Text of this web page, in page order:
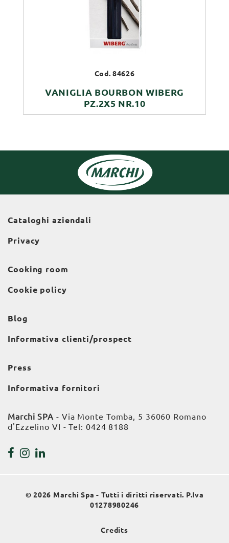
Cod. 84626
VANIGLIA BOURBON WIBERG
PZ.2X5 NR.10
Cataloghi aziendali
Privacy
Cooking room
Cookie policy
Blog
Informativa clienti/prospect
Press
Informativa fornitori
Marchi SPA - Via Monte Tomba, 5 36060 Romano
d'Ezzelino VI - Tel: 0424 8188
© 2026 Marchi Spa - Tutti i diritti riservati. P.Iva
01278980246
Credits